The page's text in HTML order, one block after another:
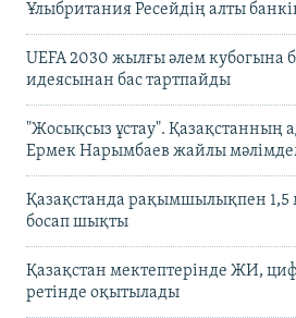
Ұлыбритания Ресейдің алты
UEFA 2030 жылғы әлем кубогына
идеясынан бас тартпайды
"Жосықсыз ұстау". Қазақстанның
Ермек Нарымбаев жайлы
Қазақстанда рақымшылықпен
босап шықты
Қазақстан мектептерінде ЖИ,
ретінде оқытылады